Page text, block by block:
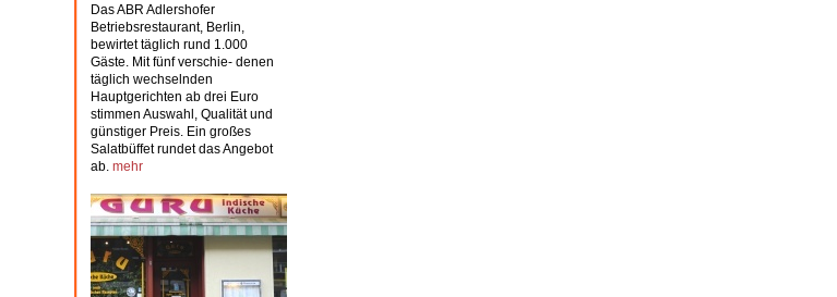
Das ABR Adlershofer
Betriebsrestaurant, Berlin,
bewirtet täglich rund 1.000
Gäste. Mit fünf verschie- denen
täglich wechselnden
Hauptgerichten ab drei Euro
stimmen Auswahl, Qualität und
günstiger Preis. Ein großes
Salatbüffet rundet das Angebot
ab. mehr